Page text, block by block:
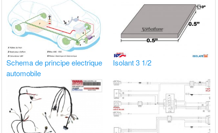
Schema de principe electrique
automobile
Isolant 3 1/2